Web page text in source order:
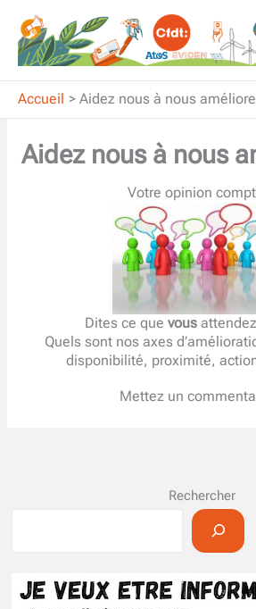
contenu
Accueil Aidez nous à nous
Aidez nous à nous
Votre opinion
Dites ce que vous
Quels sont nos axes
disponibilité, proximité,
Mettez un
Rechercher